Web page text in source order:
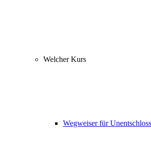
Welcher Kurs
Wegweiser für